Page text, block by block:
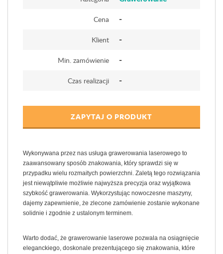
Cena -
Klient -
Min. zamówienie -
Czas realizacji -
ZAPYTAJ O PRODUKT
Wykonywana przez nas usługa grawerowania laserowego to
zaawansowany sposób znakowania, który sprawdzi się w
przypadku wielu rozmaitych powierzchni. Zaletą tego rozwiązania
jest niewątpliwie możliwie najwyższa precyzja oraz wyjątkowa
szybkość grawerowania. Wykorzystując nowoczesne maszyny,
dajemy zapewnienie, że zlecone zamówienie zostanie wykonane
solidnie i zgodnie z ustalonym terminem.
Warto dodać, że grawerowanie laserowe pozwala na osiągnięcie
eleganckiego, doskonale prezentującego się znakowania, które